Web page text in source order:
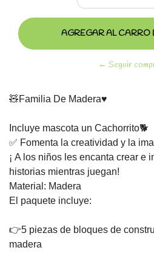
← Seguir
🧸Familia De Madera♥️⠀
Incluye mascota un Cachorrito🐕⠀
✅ Fomenta la creatividad y la
¡ A los niños les encanta crear e
historias mientras juegan!⠀
Material: Madera⠀
El paquete incluye:⠀
👉5 piezas de bloques de
madera⠀